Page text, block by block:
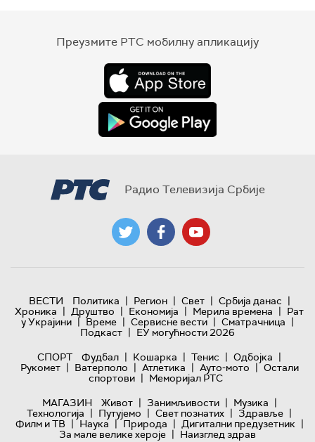
Преузмите РТС мобилну апликацију
Радио Телевизија Србије
ВЕСТИ Политика | Регион | Свет | Србија данас |
Хроника | Друштво | Економија | Мерила времена | Рат
у Украјини | Време | Сервисне вести | Сматрачница |
Подкаст | ЕУ могућности 2026
СПОРТ
Фудбал | Кошарка | Тенис | Одбојка |
Рукомет | Ватерполо | Атлетика | Ауто-мото | Остали
спортови | Меморијал РТС
МАГАЗИН
Живот | Занимљивости | Музика |
Технологијa | Путујемо | Свет познатих | Здравље |
Филм и ТВ | Наука | Природа | Дигитални предузетник |
За мале велике хероје | Наизглед здрав